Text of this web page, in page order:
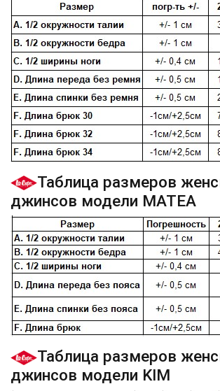
Таблица размеров
джинсов модели MATEA
Таблица размеров
джинсов модели KIM